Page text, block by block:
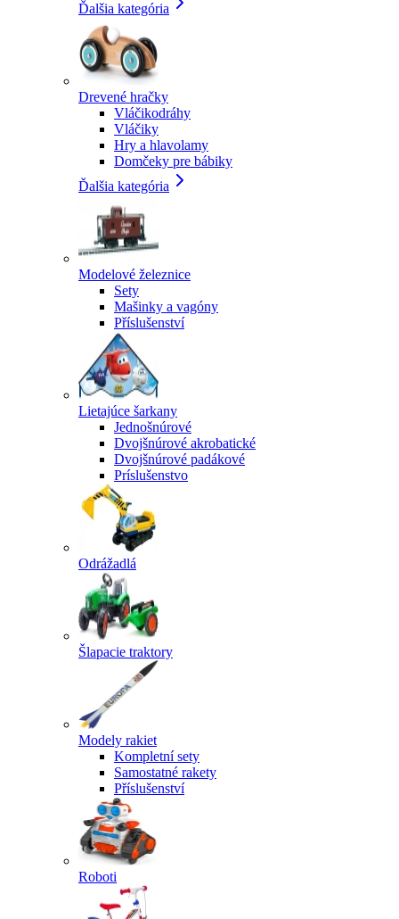
Ďalšia kategória
Drevené hračky
Vláčikodráhy
Vláčiky
Hry a hlavolamy
Domčeky pre bábiky
Ďalšia kategória
Modelové železnice
Sety
Mašinky a vagóny
Příslušenství
Lietajúce šarkany
Jednošnúrové
Dvojšnúrové akrobatické
Dvojšnúrové padákové
Príslušenstvo
Odrážadlá
Šlapacie traktory
Modely rakiet
Kompletní sety
Samostatné rakety
Příslušenství
Roboti